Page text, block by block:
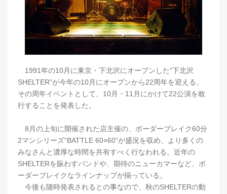
1991年の10月に東京・下北沢にオープンした“下北沢
SHELTER”が今年の10月にオープンから22周年を迎える。
その周年イベントとして、10月・11月にかけて22公演を敢
行することを発表した。
8月の上旬に開催された店主催の、ボーダーブレイク60分
2マンシリーズ“BATTLE 60×60”が盛況を収め、より多くの
みなさんと濃厚な時間を共有すべく行なわれる。近年の
SHELTERを賑わすバンドや、期待のニューカマーなど、ボ
ーダーブレイクなラインナップが揃っている。
今後も随時発表されるとの事なので、秋のSHELTERの動